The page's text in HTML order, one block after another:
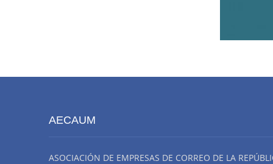
AECAUM
ASOCIACIÓN DE EMPRESAS DE CORREO DE LA